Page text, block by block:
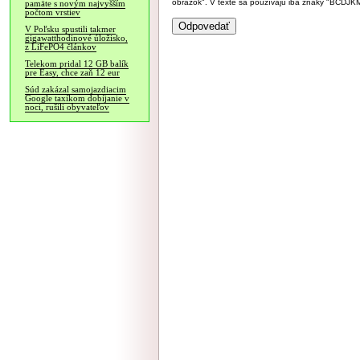
pamäte s novým najvyšším
počtom vrstiev
V Poľsku spustili takmer
gigawatthodinové úložisko,
z LiFePO4 článkov
Telekom pridal 12 GB balík
pre Easy, chce zaň 12 eur
Súd zakázal samojazdiacim
Google taxíkom dobíjanie v
noci, rušili obyvateľov
obrázok". V texte sa používajú iba znaky